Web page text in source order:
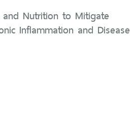
Nutrition to Mitigate
Inflammation and Disease